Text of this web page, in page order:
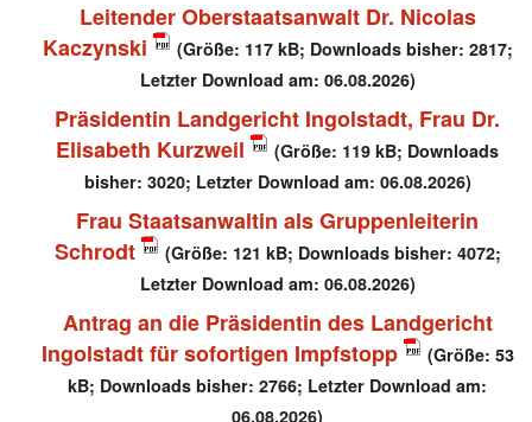
Leitender Oberstaatsanwalt Dr. Nicolas
Kaczynski
(Größe: 117 kB; Downloads bisher: 2817;
Letzter Download am: 06.08.2026)
Präsidentin Landgericht Ingolstadt, Frau Dr.
Elisabeth Kurzweil
(Größe: 119 kB; Downloads
bisher: 3020; Letzter Download am: 06.08.2026)
Frau Staatsanwaltin als Gruppenleiterin
Schrodt
(Größe: 121 kB; Downloads bisher: 4072;
Letzter Download am: 06.08.2026)
Antrag an die Präsidentin des Landgericht
Ingolstadt für sofortigen Impfstopp
(Größe: 53
kB; Downloads bisher: 2766; Letzter Download am:
06.08.2026)